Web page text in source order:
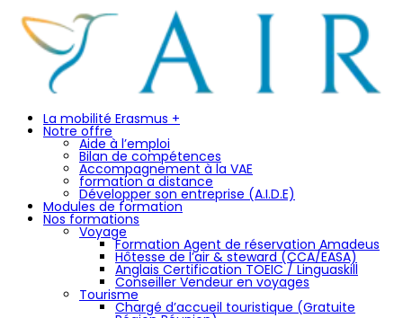
La mobilité Erasmus +
Notre offre
Aide à l’emploi
Bilan de compétences
Accompagnement à la VAE
formation a distance
Développer son entreprise (A.I.D.E)
Modules de formation
Nos formations
Voyage
Formation Agent de réservation Amadeus
Hôtesse de l’air & steward (CCA/EASA)
Anglais Certification TOEIC / Linguaskill
Conseiller Vendeur en voyages
Tourisme
Chargé d’accueil touristique (Gratuite